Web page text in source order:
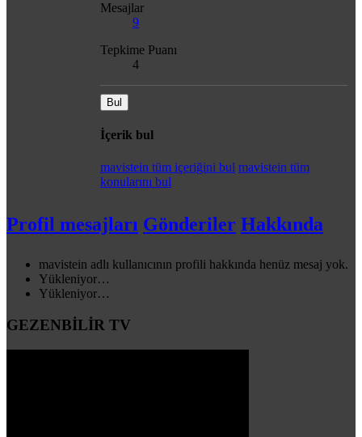
Mesajlar
9
Tepkime Puanı
4
Bul
İçerik bul
mavistein tüm içeriğini bul mavistein tüm
konularını bul
Profil mesajları Gönderiler Hakkında
mavistein adlı kullanıcının profili hakkında henüz mesaj yok.
Yükleniyor…
Yükleniyor…
GEZENBİLİR TV